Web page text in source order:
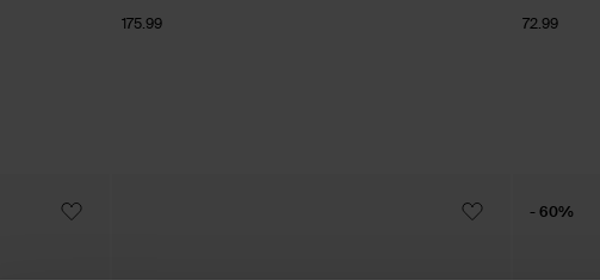
175.99 72.99
- 60%